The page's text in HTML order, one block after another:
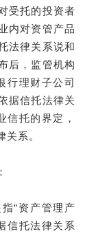
受托的投资者
内对资管产品
法律关系说和
后，监管机构
行理财子公司
据信托法律关
信托的界定，
系。
“资产管理产
信托法律关系